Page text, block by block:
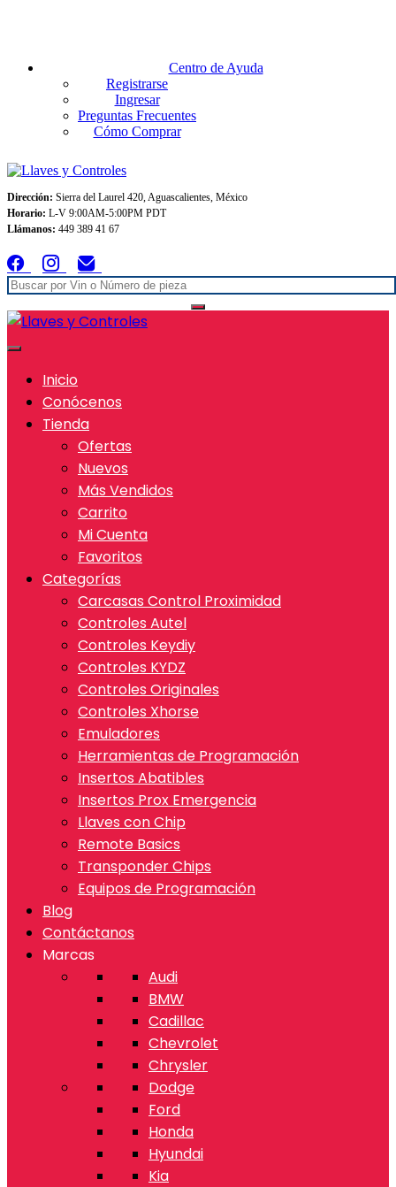
Centro de Ayuda
Registrarse
Ingresar
Preguntas Frecuentes
Cómo Comprar
Dirección: Sierra del Laurel 420, Aguascalientes, México
Horario: L-V 9:00AM-5:00PM PDT
Llámanos: 449 389 41 67
Inicio
Conócenos
Tienda
Ofertas
Nuevos
Más Vendidos
Carrito
Mi Cuenta
Favoritos
Categorías
Carcasas Control Proximidad
Controles Autel
Controles Keydiy
Controles KYDZ
Controles Originales
Controles Xhorse
Emuladores
Herramientas de Programación
Insertos Abatibles
Insertos Prox Emergencia
Llaves con Chip
Remote Basics
Transponder Chips
Equipos de Programación
Blog
Contáctanos
Marcas
Audi
BMW
Cadillac
Chevrolet
Chrysler
Dodge
Ford
Honda
Hyundai
Kia